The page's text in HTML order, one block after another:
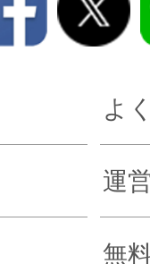
よ
運
無